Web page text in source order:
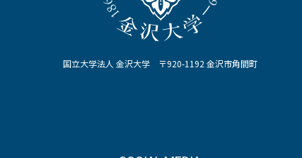
国立大学法人 金沢大学 〒920-1192 金沢市角間町